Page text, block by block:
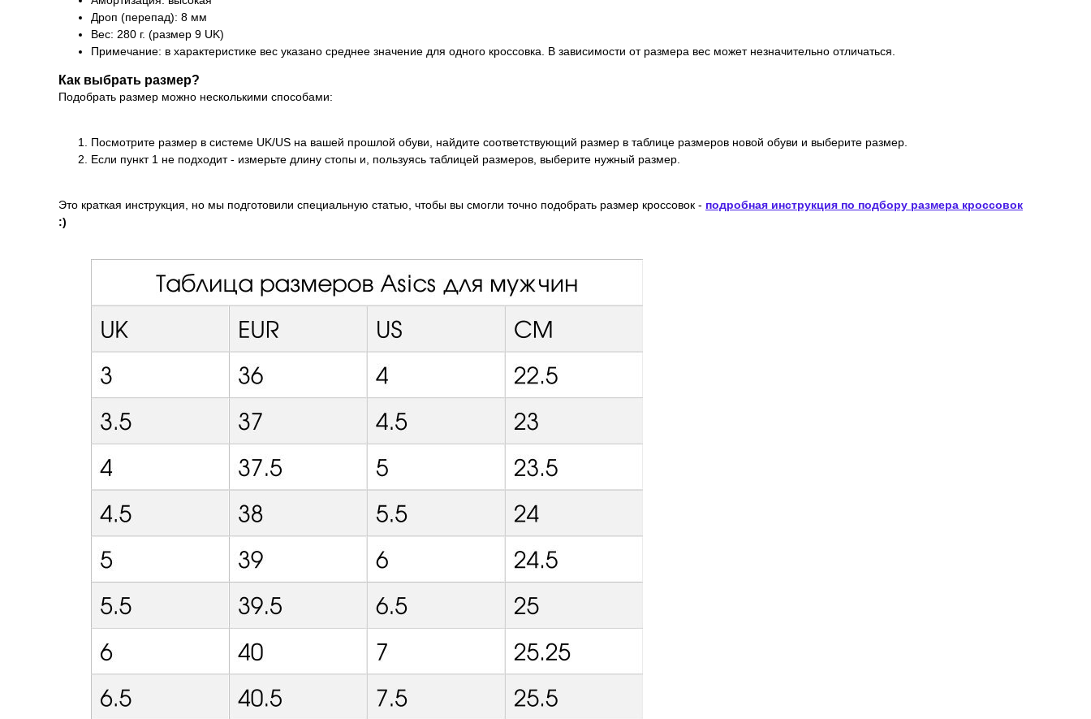
Дроп (перепад): 8 мм
Вес: 280 г. (размер 9 UK)
Примечание: в характеристике вес указано среднее значение для одного кроссовка. В зависимости от размера вес может незначительно отличаться.
Как выбрать размер?
Подобрать размер можно несколькими способами:
Посмотрите размер в системе UK/US на вашей прошлой обуви, найдите соответствующий размер в таблице размеров новой обуви и выберите размер.
Если пункт 1 не подходит - измерьте длину стопы и, пользуясь таблицей размеров, выберите нужный размер.
Это краткая инструкция, но мы подготовили специальную статью, чтобы вы смогли точно подобрать размер кроссовок - подробная инструкция по подбору размера кроссовок
:)